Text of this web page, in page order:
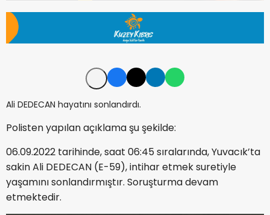
Ali DEDECAN hayatını sonlandırdı.
Polisten yapılan açıklama şu şekilde:
06.09.2022 tarihinde, saat 06:45 sıralarında, Yuvacık’ta
sakin Ali DEDECAN (E-59), intihar etmek suretiyle
yaşamını sonlandırmıştır. Soruşturma devam
etmektedir.